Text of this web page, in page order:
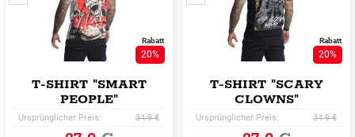
Rabatt
20%
T-SHIRT "SMART
PEOPLE"
Ursprünglicher Preis: 34.9 €
Rabatt
20%
T-SHIRT "SCARY
CLOWNS"
Ursprünglicher Preis: 34.9 €